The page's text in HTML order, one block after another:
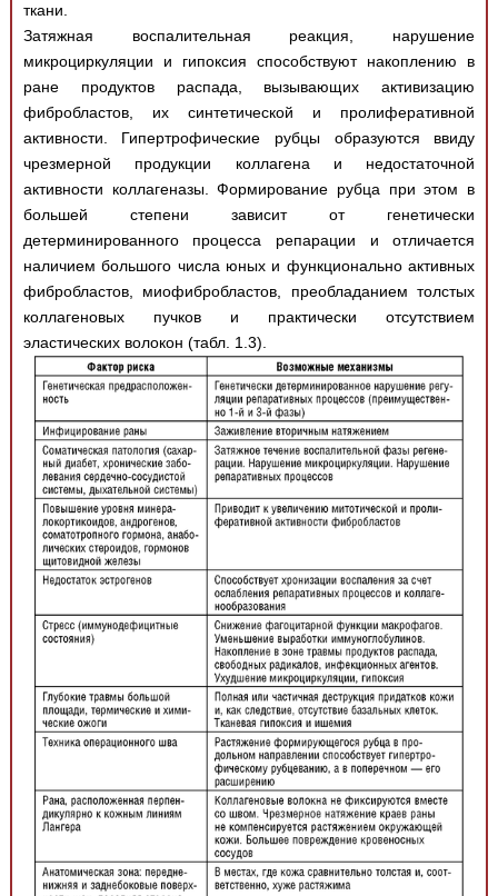
ткани.
Затяжная воспалительная реакция, нарушение
микроциркуляции и гипоксия способствуют накоплению в
ране продуктов распада, вызывающих активизацию
фибробластов, их синтетической и пролиферативной
активности. Гипертрофические рубцы образуются ввиду
чрезмерной продукции коллагена и недостаточной
активности коллагеназы. Формирование рубца при этом в
большей степени зависит от генетически
детерминированного процесса репарации и отличается
наличием большого числа юных и функционально активных
фибробластов, миофибробластов, преобладанием толстых
коллагеновых пучков и практически отсутствием
эластических волокон (табл. 1.3).